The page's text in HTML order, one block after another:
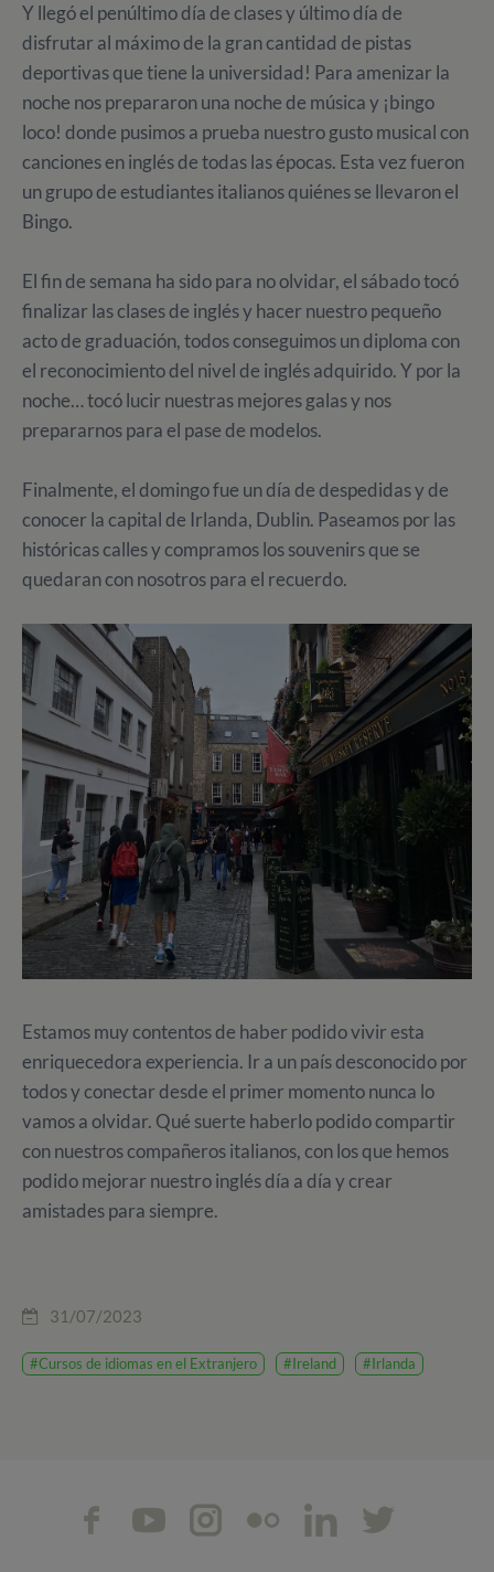
Y llegó el penúltimo día de clases y último día de
disfrutar al máximo de la gran cantidad de pistas
deportivas que tiene la universidad! Para amenizar la
noche nos prepararon una noche de música y ¡bingo
loco! donde pusimos a prueba nuestro gusto musical con
canciones en inglés de todas las épocas. Esta vez fueron
un grupo de estudiantes italianos quiénes se llevaron el
Bingo.
El fin de semana ha sido para no olvidar, el sábado tocó
finalizar las clases de inglés y hacer nuestro pequeño
acto de graduación, todos conseguimos un diploma con
el reconocimiento del nivel de inglés adquirido. Y por la
noche… tocó lucir nuestras mejores galas y nos
prepararnos para el pase de modelos.
Finalmente, el domingo fue un día de despedidas y de
conocer la capital de Irlanda, Dublin. Paseamos por las
históricas calles y compramos los souvenirs que se
quedaran con nosotros para el recuerdo.
Estamos muy contentos de haber podido vivir esta
enriquecedora experiencia. Ir a un país desconocido por
todos y conectar desde el primer momento nunca lo
vamos a olvidar. Qué suerte haberlo podido compartir
con nuestros compañeros italianos, con los que hemos
podido mejorar nuestro inglés día a día y crear
amistades para siempre.
31/07/2023
#Cursos de idiomas en el Extranjero #Ireland #Irlanda